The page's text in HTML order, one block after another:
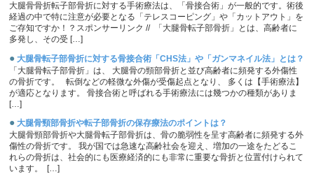
大腿骨骨折転子部骨折に対する手術療法は、「骨接合術」が一般的です。術後
経過の中で特に注意が必要となる「テレスコーピング」や「カットアウト」を
ご存知ですか！？スポンサーリンク // 「大腿骨転子部骨折」とは、高齢者に
多発し、その受 […]
● 大腿骨転子部骨折に対する骨接合術「CHS法」や「ガンマネイル法」とは？
「大腿骨転子部骨折」は、 大腿骨の頸部骨折と並び高齢者に頻発する外傷性
の骨折です。 転倒などの軽微な外傷が受傷起点となり、 多くは【手術療法】
が適応となります。 骨接合術と呼ばれる手術療法には幾つかの種類がありま
[…]
● 大腿骨頸部骨折や転子部骨折の保存療法のポイントは？
大腿骨頸部骨折や大腿骨転子部骨折は、骨の脆弱性を呈す高齢者に頻発する外
傷性の骨折です。 我が国では急速な高齢社会を迎え、増加の一途をたどるこ
れらの骨折は、社会的にも医療経済的にも非常に重要な骨折と位置付けられて
います。 […]